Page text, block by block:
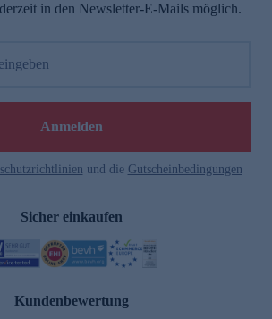
in den Newsletter-E-Mails möglich.
Anmelden
und die Gutscheinbedingungen
Sicher einkaufen
Kundenbewertung